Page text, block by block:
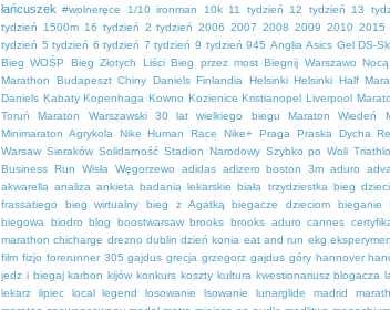
łańcuszek #wolneręce 1/10 ironman 10k 11 tydzień 12 tydzień 13
tydzień
1500m 16 tydzień 2 tydzień 2006 2007 2008 2009 2010 2015
tydzień 5 tydzień 6 tydzień 7 tydzień 9 tydzień 945 Anglia Asics Gel DS-
Bieg WOŚP
Bieg Złotych Liści Bieg przez most Biegnij Warszawo Nocą
Marathon
Budapeszt Chiny Daniels Finlandia Helsinki Helsinki Half
Daniels Kabaty Kopenhaga Kowno Kozienice Kristianopel Liverpool
Toruń
Maraton Warszawski 30 lat wielkiego biegu Maraton Wiedeń
Minimaraton Agrykola
Nike Human Race Nike+ Praga Praska Dycha
Warsaw Sieraków Solidarność Stadion Narodowy Szybko po Woli
Business Run
Wisła Węgorzewo adidas adizero boston 3m aduro
akwarella analiza ankieta badania lekarskie biała trzydziestka bieg dzieci
frassatiego
bieg wirtualny bieg z Agatką biegacze dzieciom bieganie
biegowa
biodro blog boostwarsaw brooks brooks aduro cannes
marathon chicharge drezno dublin dzień konia eat and run ekg
film fizjo forerunner 305 gajdus grecja grzegorz gajdus góry hannover
jedz i biegaj karbon kijów konkurs koszty kultura kwestionariusz blogacza
lekarz
lipiec local legend losowanie lsowanie lunarglide madrid